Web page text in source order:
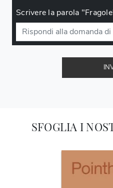
SFOGLIA I
Scrivere la parola